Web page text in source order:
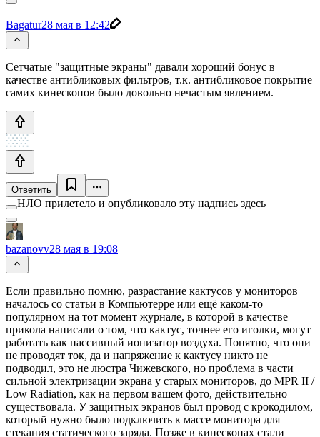
Bagatur28 мая в 12:42
Сетчатые "защитные экраны" давали хороший бонус в
качестве антибликовых фильтров, т.к. антибликовое покрытие
самих кинескопов было довольно нечастым явлением.
Ответить
НЛО прилетело и опубликовало эту надпись здесь
bazanovv28 мая в 19:08
Если правильно помню, разрастание кактусов у мониторов
началось со статьи в Компьютерре или ещё каком-то
популярном на тот момент журнале, в которой в качестве
прикола написали о том, что кактус, точнее его иголки, могут
работать как пассивный ионизатор воздуха. Понятно, что они
не проводят ток, да и напряжение к кактусу никто не
подводил, это не люстра Чижевского, но проблема в части
сильной электризации экрана у старых мониторов, до MPR II /
Low Radiation, как на первом вашем фото, действительно
существовала. У защитных экранов был провод с крокодилом,
который нужно было подключить к массе монитора для
стекания статического заряда. Позже в кинескопах стали